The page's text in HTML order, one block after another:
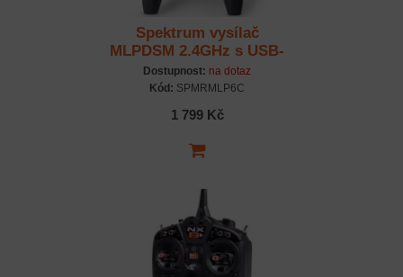
Spektrum vysílač
MLPDSM 2.4GHz s USB-
C pouze vysílač
Dostupnost: na dotaz
Kód: SPMRMLP6C
1 799 Kč